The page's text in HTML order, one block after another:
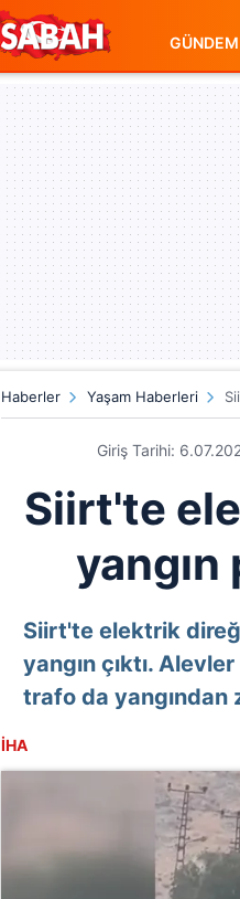
GÜNDEM
Haberler Yaşam Haberleri
Giriş Tarihi:
Siirt'te
Siirt'te elektrik
yangın çıktı.
trafo da yangından
İHA